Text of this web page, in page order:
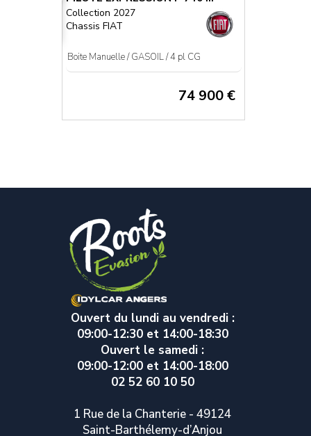
Collection 2027
Chassis FIAT
Boite Manuelle / GASOIL / 4 pl CG
74 900 €
Ouvert du lundi au vendredi :
09:00-12:30 et 14:00-18:30
Ouvert le samedi :
09:00-12:00 et 14:00-18:00
02 52 60 10 50
1 Rue de la Chanterie - 49124
Saint-Barthélemy-d’Anjou